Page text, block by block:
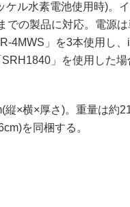
ケル水素電池使用時)。
の製品に対応。電源
4MWS」を3本使用し
」を使用した
×横×厚さ)。重量は約
を同梱する。